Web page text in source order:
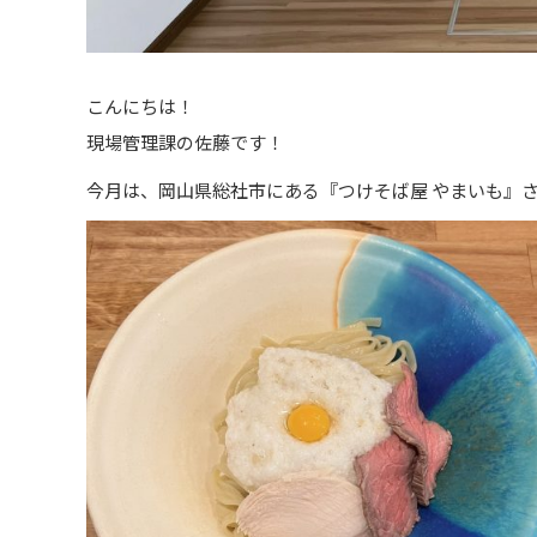
こんにちは！
現場管理課の佐藤です！
今月は、岡山県総社市にある『つけそば屋 やまいも』